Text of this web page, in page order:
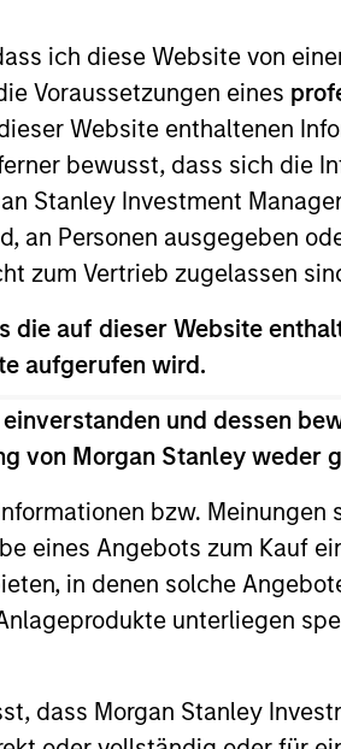
ich diese Website von
Voraussetzungen eines
Website enthaltenen
bewusst, dass sich die
Stanley Investment
an Personen ausgegeben
zum Vertrieb zugelassen
die auf dieser Website
aufgerufen wird.
und dessen
von Morgan Stanley
bzw.
eines Angebots zum Kauf
in denen solche
unterliegen
dass Morgan Stanley
Ihrer Anlage.
Unternehmen
hohem Bekanntheitsgrad,
Kapital sowie einer
und der durch diese erzielte